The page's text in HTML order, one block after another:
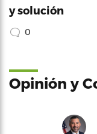
y solución
0
Opinión y